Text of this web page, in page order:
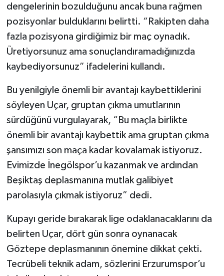
dengelerinin bozulduğunu ancak buna rağmen
pozisyonlar bulduklarını belirtti. “Rakipten daha
fazla pozisyona girdiğimiz bir maç oynadık.
Üretiyorsunuz ama sonuçlandıramadığınızda
kaybediyorsunuz” ifadelerini kullandı.
Bu yenilgiyle önemli bir avantajı kaybettiklerini
söyleyen Uçar, gruptan çıkma umutlarının
sürdüğünü vurgulayarak, “Bu maçla birlikte
önemli bir avantajı kaybettik ama gruptan çıkma
şansımızı son maça kadar kovalamak istiyoruz.
Evimizde İnegölspor’u kazanmak ve ardından
Beşiktaş deplasmanına mutlak galibiyet
parolasıyla çıkmak istiyoruz” dedi.
Kupayı geride bırakarak lige odaklanacaklarını da
belirten Uçar, dört gün sonra oynanacak
Göztepe deplasmanının önemine dikkat çekti.
Tecrübeli teknik adam, sözlerini Erzurumspor’u